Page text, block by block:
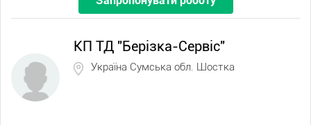
КП ТД "Берізка-Сервіс"
Україна Сумська обл. Шостка